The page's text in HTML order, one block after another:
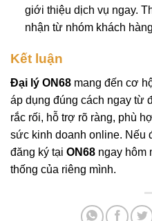
giới thiệu dịch vụ ngay.
nhận từ nhóm khách
Kết luận
Đại lý ON68 mang đến cơ
áp dụng đúng cách ngay từ
rắc rối, hỗ trợ rõ ràng, phù
sức kinh doanh online. Nếu
đăng ký tại ON68 ngay hôm
thống của riêng mình.